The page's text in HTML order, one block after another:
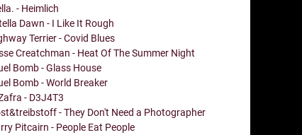
- Heimlich
Dawn - I Like It Rough
Terrier - Covid Blues
Creatchman - Heat Of The Summer Night
Bomb - Glass House
Bomb - World Breaker
- D3J4T3
- They Don't Need a Photographer
Pitcairn - People Eat People